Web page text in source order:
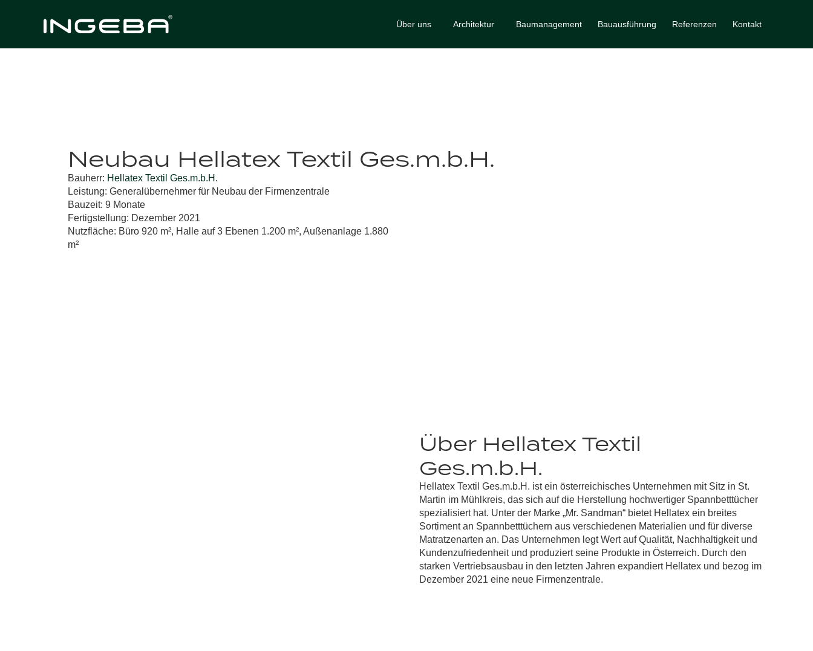
Über uns Architektur Baumanagement Bauausführung Referenzen Kontakt
Neubau Hellatex Textil Ges.m.b.H.
Bauherr: Hellatex Textil Ges.m.b.H.
Leistung: Generalübernehmer für Neubau der Firmenzentrale
Bauzeit: 9 Monate
Fertigstellung: Dezember 2021
Nutzfläche: Büro 920 m², Halle auf 3 Ebenen 1.200 m², Außenanlage 1.880
m²
Über Hellatex Textil
Ges.m.b.H.
Hellatex Textil Ges.m.b.H. ist ein österreichisches Unternehmen mit Sitz in St.
Martin im Mühlkreis, das sich auf die Herstellung hochwertiger Spannbetttücher
spezialisiert hat. Unter der Marke „Mr. Sandman“ bietet Hellatex ein breites
Sortiment an Spannbetttüchern aus verschiedenen Materialien und für diverse
Matratzenarten an. Das Unternehmen legt Wert aufQualität, Nachhaltigkeit und
Kundenzufriedenheitund produziert seine Produkte in Österreich. Durch den
starken Vertriebsausbau in den letzten Jahren expandiert Hellatex und bezog im
Dezember 2021 eine neue Firmenzentrale.